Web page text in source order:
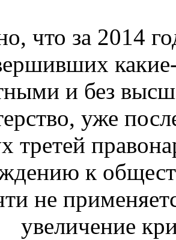
что за 2014
и без
уже
третей
к
не
увеличение